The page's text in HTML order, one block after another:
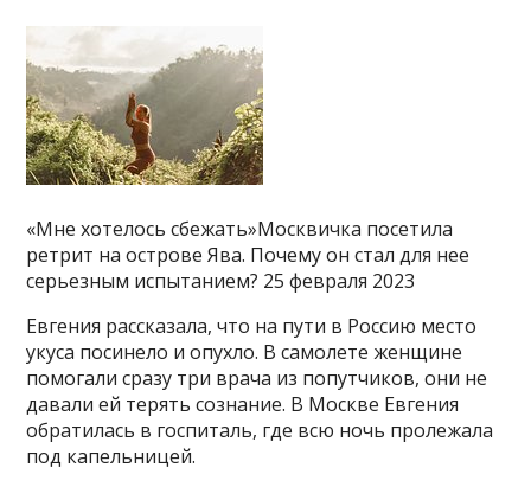
«Мне хотелось сбежать»Москвичка посетила
ретрит на острове Ява. Почему он стал для нее
серьезным испытанием? 25 февраля 2023
Евгения рассказала, что на пути в Россию место
укуса посинело и опухло. В самолете женщине
помогали сразу три врача из попутчиков, они не
давали ей терять сознание. В Москве Евгения
обратилась в госпиталь, где всю ночь пролежала
под капельницей.